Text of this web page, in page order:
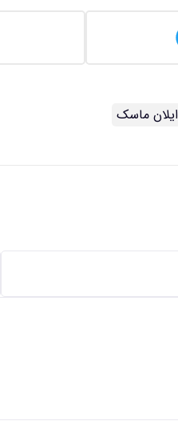
ایلان ماسک